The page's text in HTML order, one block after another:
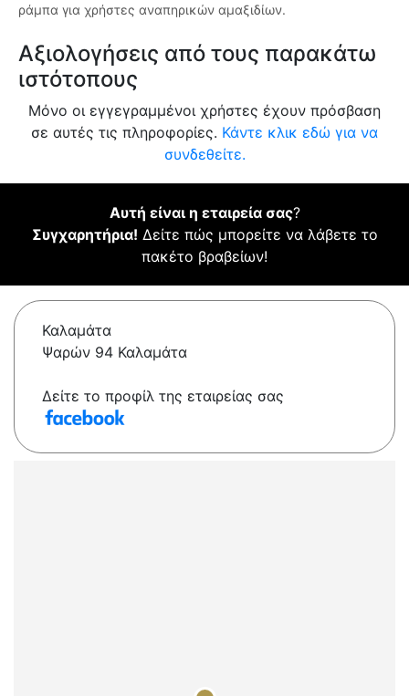
ράμπα για χρήστες αναπηρικών αμαξιδίων.
Αξιολογήσεις από τους παρακάτω
ιστότοπους
Μόνο οι εγγεγραμμένοι χρήστες έχουν πρόσβαση
σε αυτές τις πληροφορίες. Κάντε κλικ εδώ για να
συνδεθείτε.
Αυτή είναι η εταιρεία σας?
Συγχαρητήρια! Δείτε πώς μπορείτε να λάβετε το
πακέτο βραβείων!
Καλαμάτα
Ψαρών 94 Καλαμάτα
Δείτε το προφίλ της εταιρείας σας